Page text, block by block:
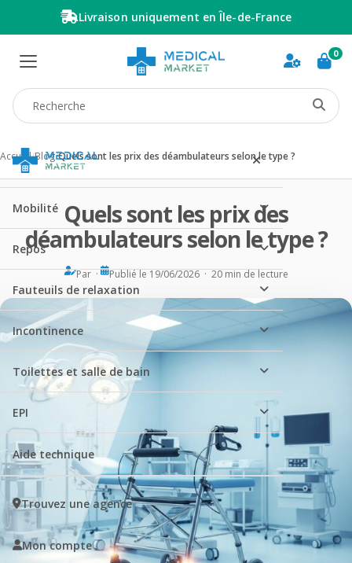
Livraison uniquement en Île-de-France
Recherche produit
0
Mobilité
Repos
Fauteuils de relaxation
Incontinence
Toilettes et salle de bain
EPI
Aide technique
Trouvez une agence
Mon compte
Accueil/Blog/Quels sont les prix des déambulateurs selon le type ?
Quels sont les prix des
déambulateurs selon le type ?
Par · Publié le 19/06/2026 · 20 min de lecture